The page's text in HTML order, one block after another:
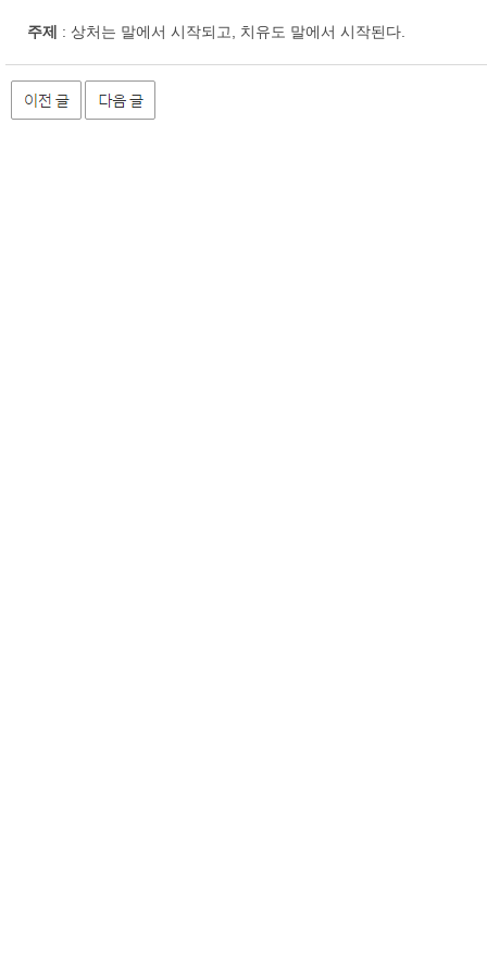
주제 : 상처는 말에서 시작되고, 치유도 말에서 시작된다.